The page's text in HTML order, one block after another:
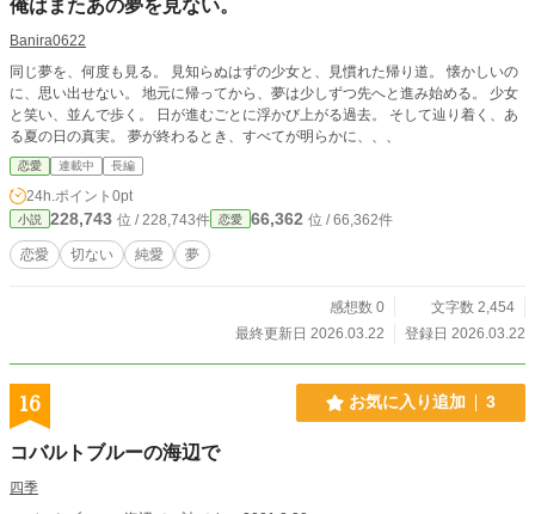
俺はまたあの夢を見ない。
Banira0622
同じ夢を、何度も見る。 見知らぬはずの少女と、見慣れた帰り道。 懐かしいの
に、思い出せない。 地元に帰ってから、夢は少しずつ先へと進み始める。 少女
と笑い、並んで歩く。 日が進むごとに浮かび上がる過去。 そして辿り着く、あ
る夏の日の真実。 夢が終わるとき、すべてが明らかに、、、
恋愛 連載中 長編
24h.ポイント 0pt
小説 228,743 位 / 228,743件 恋愛 66,362 位 / 66,362件
恋愛 切ない 純愛 夢
感想数 0
文字数 2,454
最終更新日 2026.03.22
登録日 2026.03.22
16 お気に入り追加 3
コバルトブルーの海辺で
四季